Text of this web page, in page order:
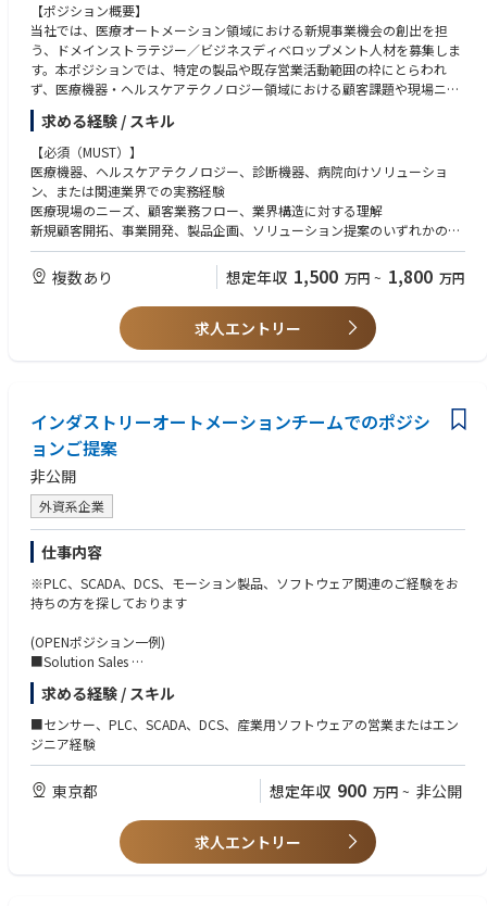
【ポジション概要】
当社では、医療オートメーション領域における新規事業機会の創出を担
う、ドメインストラテジー／ビジネスディベロップメント人材を募集しま
す。本ポジションでは、特定の製品や既存営業活動範囲の枠にとらわれ
ず、医療機器・ヘルスケアテクノロジー領域における顧客課題や現場ニー
ズを起点に、新たなビジネス機会を探索し、創り出していくことができま
す。
新規のリード、または全く接点が無い潜在顧客に対して働きかけ、自身の
ネットワークや業界知見を活かしてリードを獲得し、初期段階で顧客課題
を把握、整理したうえで、社内の適切なセクターや営業チームへつなぐこ
とが主要なミッションです。直属のレポートラインは日本法人のManagin
g Directorを想定しており、製品セクターを横断した、顧客価値起点のビ
【役割・業務内容】
医療オートメーション領域における市場・顧客ニーズの把握
医療機器メーカー、ヘルスケア関連企業、医療ソリューション企業等への
新規アプローチ
引き継ぎ
顧客ニーズに応じて、HI-IS、Embedded、DMS等のどの社内セクターに展
開すべきかを判断
Sales、PSM、各事業部門と連携した提案機会の創出
医療機器メーカー側の事業部門、製品企画、開発、フィールドサービス、
臨床・アプリケーション関連部門との関係構築
医療領域における市場動向、競合情報、顧客課題の社内共有
◇レポートライン◇
Managing Director
求める経験 / スキル
【必須（MUST）】
医療機器、ヘルスケアテクノロジー、診断機器、病院向けソリューショ
ン、または関連業界での実務経験
医療現場のニーズ、顧客業務フロー、業界構造に対する理解
新規顧客開拓、事業開発、製品企画、ソリューション提案のいずれかの経
験
顧客課題を把握し、社内の製品・技術・ソリューションと結びつける力
社内外の関係者を巻き込みながら、商機を具体化できるコミュニケーショ
ビジネスレベルの日本語力
英語での読み書き対応力
医療機器メーカー、病院、医療関連パートナーとのネットワーク
医療機器の製品企画、開発、臨床アプリケーション、フィールドサービス
との連携経験
Embedded、Edge AI、産業用コンピュータ、医療用PC、IoT、オートメー
ション、DXに関する理解
海外本社や海外拠点とのやり取りの経験
英語または中国語での会話・ミーティング対応力があれば尚可
【求める人物像】
医療機器メーカー、ヘルスケアテクノロジー企業、診断機器、検査機器、
定しています。
特に、医療機器の「売り方」だけでなく、医療現場の業務フロー、導入プ
ロセス、ユーザー課題、医師・技師・臨床工学技士等との接点を理解して
いる方を歓迎します。
以下のような経験を持つ方がフィットします。
ビジネスディベロップメント
ソリューション営業／戦略アカウント営業
クリニカルアプリケーションスペシャリスト
フィールドアプリケーション／フィールドサービス／技術営業
開発・エンジニア・アプリケーションサポートから、営業・提案・事業開
発側へキャリアを広げた方
複数あり 想定年収 1,500 万円 ~ 1,800 万円
求人エントリー
インダストリーオートメーションチームでのポジシ
ョンご提案
非公開
外資系企業
仕事内容
※PLC、SCADA、DCS、モーション製品、ソフトウェア関連のご経験をお
持ちの方を探しております
(OPENポジション一例)
■Solution Sales
インダストリー事業部で取り扱うハード～ソフトまでの製品のご提案をし
て頂きます
■Product Application Engineer（PAE）
を技術的にサポートするプリセールスを募集。
ハードウェア・コンポーネントだけでなく、運用技術や情報技術を駆使し
たソリューション志向のアプローチ
それぞれポジションの詳細は別途お伝えさせて頂きます
求める経験 / スキル
■センサー、PLC、SCADA、DCS、産業用ソフトウェアの営業またはエン
ジニア経験
東京都 想定年収 900 万円 ~ 非公開
求人エントリー